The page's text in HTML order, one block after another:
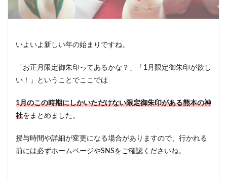
いよいよ新しい年の始まりですね。
「お正月限定御朱印ってあるかな？」「1月限定御朱印が欲し
い！」ということでここでは
1月のこの時期にしかいただけない限定御朱印がある熊本の神
社をまとめました。
授与時間や詳細が変更になる場合がありますので、行かれる
前には必ずホームページやSNSをご確認くださいね。